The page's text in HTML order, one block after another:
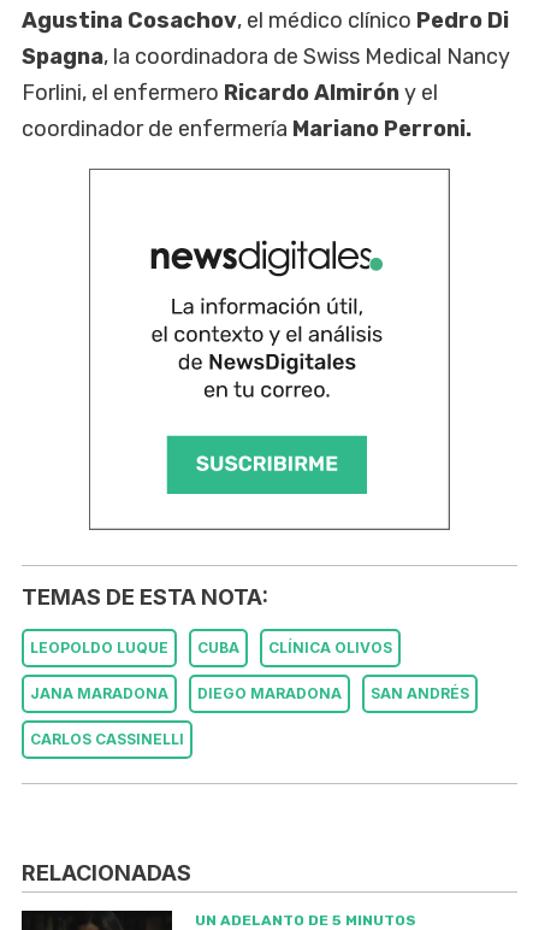
Agustina Cosachov, el médico clínico Pedro Di
Spagna, la coordinadora de Swiss Medical Nancy
Forlini, el enfermero Ricardo Almiróny el
coordinador de enfermería Mariano Perroni.
TEMAS DE ESTA NOTA:
LEOPOLDO LUQUE CUBA CLÍNICA OLIVOS
JANA MARADONA DIEGO MARADONA SAN ANDRÉS
CARLOS CASSINELLI
RELACIONADAS
UN ADELANTO DE 5 MINUTOS